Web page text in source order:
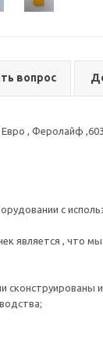
вопрос
Евро , Феролайф
с
является , что